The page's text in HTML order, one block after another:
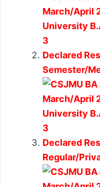
Declared
Semester/
Declared
Regular/